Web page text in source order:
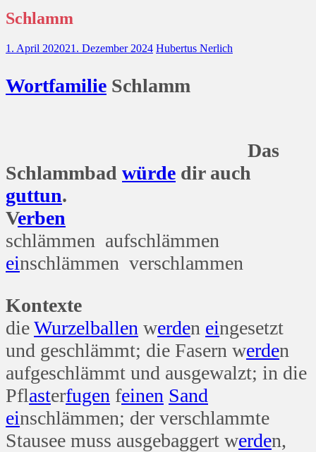
Schlamm
1. April 202021. Dezember 2024 Hubertus Nerlich
Wortfamilie Schlamm
Das
Schlammbad würde dir auch
guttun.
Verben
schlämmen aufschlämmen
einschlämmen verschlammen
Kontexte
dieWurzelballen werden eingesetzt
und geschlämmt; die Fasern werden
aufgeschlämmt und ausgewalzt; in die
Pflasterfugen feinen Sand
einschlämmen; der verschlammte
Stausee muss ausgebaggert werden,